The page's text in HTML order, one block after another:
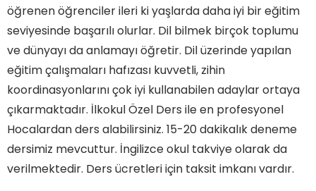
öğrenen öğrenciler ileri ki yaşlarda daha iyi bir eğitim
seviyesinde başarılı olurlar. Dil bilmek birçok toplumu
ve dünyayı da anlamayı öğretir. Dil üzerinde yapılan
eğitim çalışmaları hafızası kuvvetli, zihin
koordinasyonlarını çok iyi kullanabilen adaylar ortaya
çıkarmaktadır. İlkokul Özel Ders ile en profesyonel
Hocalardan ders alabilirsiniz. 15-20 dakikalık deneme
dersimiz mevcuttur. İngilizce okul takviye olarak da
verilmektedir. Ders ücretleri için taksit imkanı vardır.